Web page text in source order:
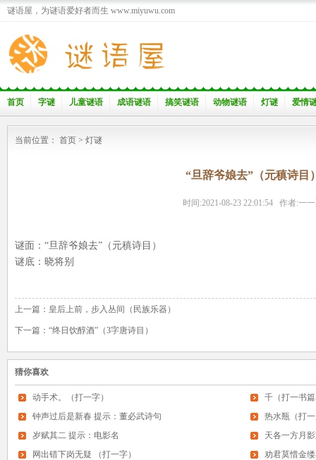
谜语屋，为谜语爱好者而生 www.miyuwu.com
首页 字谜 儿童谜语 成语谜语 搞笑谜语 动物谜语 灯谜 爱情
当前位置： 首页 > 灯谜
“旦辞爷娘去”（元稹诗目
时间:2021-08-23 22:01:54 作者:一
谜面：“旦辞爷娘去”（元稹诗目）
谜底：晓将别
上一篇： 皇后上前，步入丛间（民族乐器）
下一篇： “终日饮醇酒”（3字唐诗目）
猜你喜欢
动手术。（打一字）
千（打一书
钟声过后是新春 提示：董必武诗句
热水瓶（打
岁赋其二 提示：电影名
天各一方月
网出错下岗无疑 （打一字）
劝君莫惜金